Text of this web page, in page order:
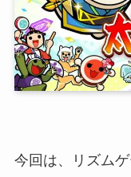
今回は、リズム